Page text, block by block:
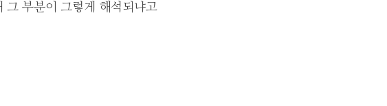
그 부분이 그렇게 해석되냐고